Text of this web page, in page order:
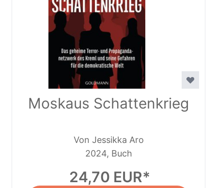
Moskaus Schattenkrieg
Von Jessikka Aro
2024, Buch
24,70 EUR